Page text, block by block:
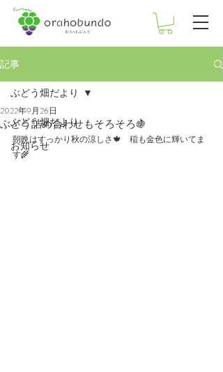
記事
ぶどう畑だより
お知らせ
ぶどう畑だより
ぶどう詰め合わせもそろそろ🍇
2022年9月26日
朝晩はすっかり秋の涼しさ🍁　稲も金色に輝いてま
す🌾